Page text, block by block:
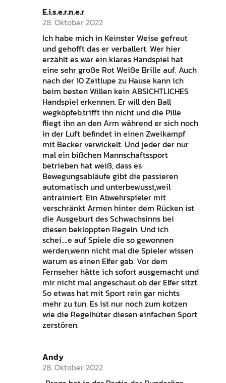
E.i.s.e.r.n.e.r
28. Oktober 2022
Ich habe mich in Keinster Weise gefreut
und gehofft das er verballert. Wer hier
erzählt es war ein klares Handspiel hat
eine sehr große Rot Weiße Brille auf. Auch
nach der 10 Zeitlupe zu Hause kann ich
beim besten Willen kein ABSICHTLICHES
Handspiel erkennen. Er will den Ball
wegköpfeb,trifft ihn nicht und die Pille
fliegt ihn an den Arm während er sich noch
in der Luft befindet in einen Zweikampf
mit Becker verwickelt. Und jeder der nur
mal ein bißchen Mannschaftssport
betrieben hat weiß, dass es
Bewegungsabläufe gibt die passieren
automatisch und unterbewusst,weil
antrainiert. Ein Abwehrspieler mit
verschränkt Armen hinter dem Rücken ist
die Ausgeburt des Schwachsinns bei
diesen bekloppten Regeln. Und ich
schei….e auf Spiele die so gewonnen
werden,wenn nicht mal die Spieler wissen
warum es einen Elfer gab. Vor dem
Fernseher hätte ich sofort ausgemacht und
mir nicht mal angeschaut ob der Elfer sitzt.
So etwas hat mit Sport rein gar nichts
mehr zu tun. Es ist nur noch zum kotzen
wie die Regelhüter diesen einfachen Sport
zerstören.
Andy
28. Oktober 2022